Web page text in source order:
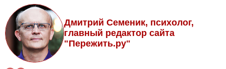
Дмитрий Семеник, психолог,
главный редактор сайта
"Пережить.ру"